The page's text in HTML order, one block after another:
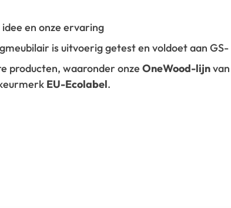
en onze ervaring
is uitvoerig getest en voldoet aan
producten, waaronder onze OneWood-lijnvan
EU-Ecolabel.